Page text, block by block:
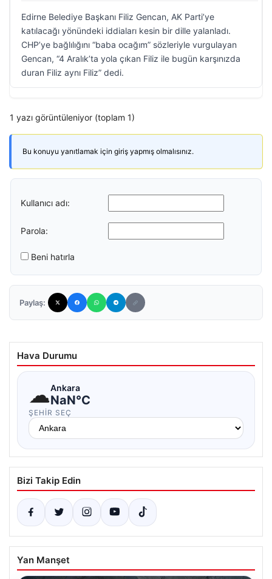
Edirne Belediye Başkanı Filiz Gencan, AK Parti’ye
katılacağı yönündeki iddiaları kesin bir dille yalanladı.
CHP’ye bağlılığını “baba ocağım” sözleriyle vurgulayan
Gencan, “4 Aralık’ta yola çıkan Filiz ile bugün karşınızda
duran Filiz aynı Filiz” dedi.
1 yazı görüntüleniyor (toplam 1)
Bu konuyu yanıtlamak için giriş yapmış olmalısınız.
Kullanıcı adı:
Parola:
Beni hatırla
Paylaş:
Hava Durumu
☁Ankara
NaN°C
ŞEHIR SEÇ
Bizi Takip Edin
Yan Manşet